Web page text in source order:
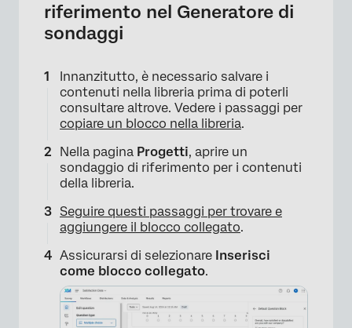
×
riferimento nel Generatore di
sondaggi
Innanzitutto, è necessario salvare i
contenuti nella libreria prima di poterli
consultare altrove. Vedere i passaggi per
copiare un blocco nella libreria.
Nella pagina Progetti, aprire un
sondaggio di riferimento per i contenuti
della libreria.
Seguire questi passaggi per trovare e
aggiungere il blocco collegato.
Assicurarsi di selezionare Inserisci
come blocco collegato.